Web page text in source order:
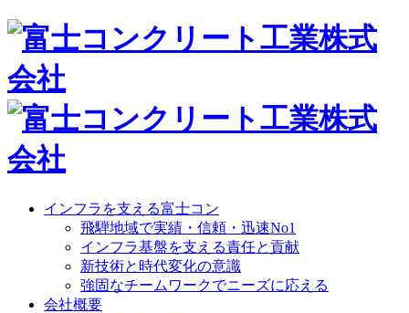
インフラを支える富士コン
飛騨地域で実績・信頼・迅速No1
インフラ基盤を支える責任と貢献
新技術と時代変化の意識
強固なチームワークでニーズに応える
会社概要